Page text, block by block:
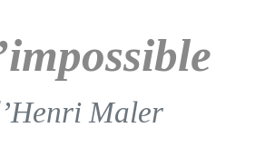
Maler